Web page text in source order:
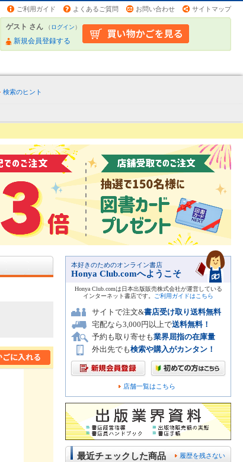
ご利用ガイド よくあるご質問 お問い合わせ サイトマップ
ゲスト さん （ログイン）
新規会員登録する
検索のヒント
本好きのためのオンライン書店
Honya Club.comへようこそ
Honya Club.comは日本出版販売株式会社が運営している
インターネット書店です。
ご利用ガイドはこちら
サイトで注文&書店受け取り送料無料
宅配なら3,000円以上で送料無料！
予約も取り寄せも業界屈指の在庫量
外出先でも検索や購入がカンタン！
店舗一覧はこちら
履歴を残さない
最近チェックした商品